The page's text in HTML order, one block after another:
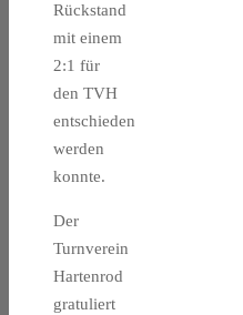
Rückstand
mit einem
2:1 für
den TVH
entschieden
werden
konnte.
Der
Turnverein
Hartenrod
gratuliert